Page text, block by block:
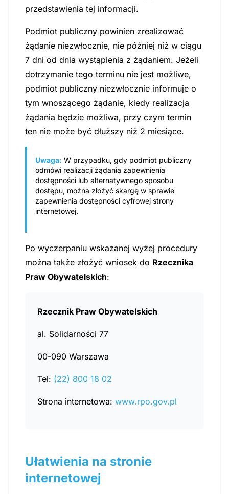
przedstawienia tej informacji.
Podmiot publiczny powinien zrealizować
żądanie niezwłocznie, nie później niż w ciągu
7 dni od dnia wystąpienia z żądaniem. Jeżeli
dotrzymanie tego terminu nie jest możliwe,
podmiot publiczny niezwłocznie informuje o
tym wnoszącego żądanie, kiedy realizacja
żądania będzie możliwa, przy czym termin
ten nie może być dłuższy niż 2 miesiące.
Uwaga: W przypadku, gdy podmiot publiczny
odmówi realizacji żądania zapewnienia
dostępności lub alternatywnego sposobu
dostępu, można złożyć skargę w sprawie
zapewnienia dostępności cyfrowej strony
internetowej.
Po wyczerpaniu wskazanej wyżej procedury
można także złożyć wniosek do Rzecznika
Praw Obywatelskich:
Rzecznik Praw Obywatelskich
al. Solidarności 77
00-090 Warszawa
Tel: (22) 800 18 02
Strona internetowa: www.rpo.gov.pl
Ułatwienia na stronie
internetowej